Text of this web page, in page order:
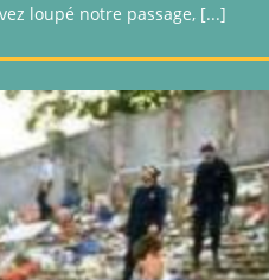
loupé notre passage, [...]